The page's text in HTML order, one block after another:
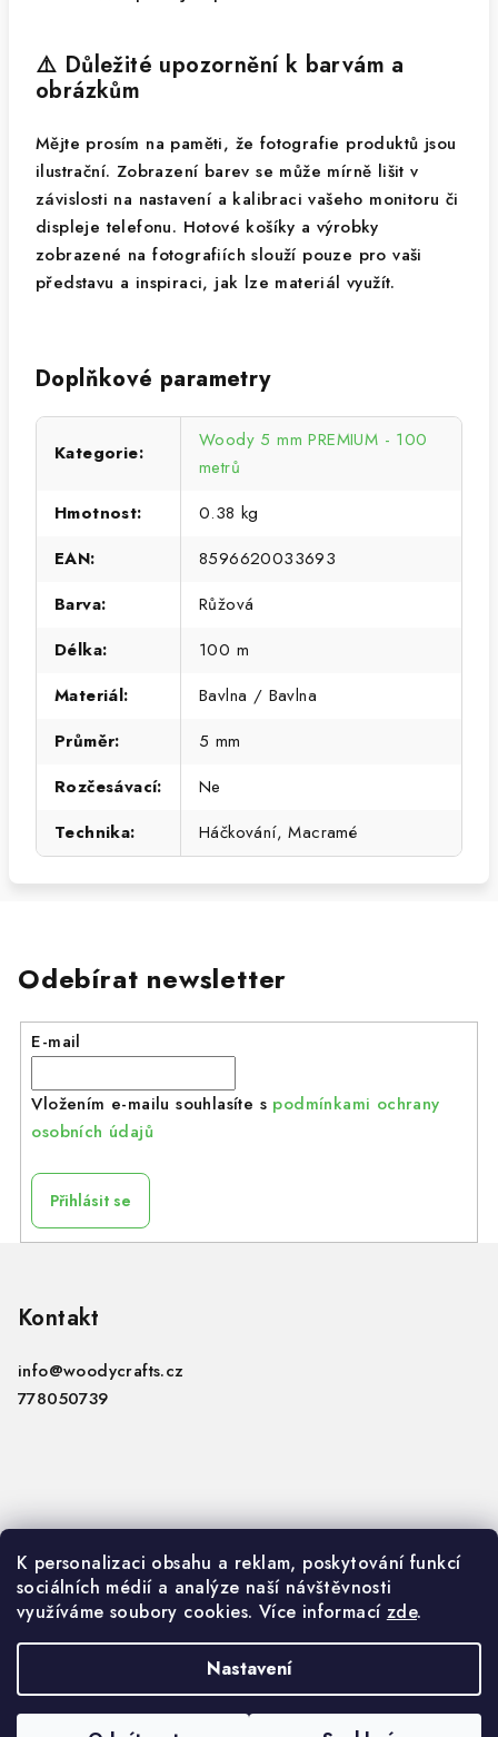
K personalizaci obsahu a reklam, poskytování funkcí
sociálních médií a analýze naší návštěvnosti
využíváme soubory cookies. Více informací zde.
Nastavení
⚠️ Důležité upozornění k barvám a
obrázkům
Mějte prosím na paměti, že fotografie produktů jsou
ilustrační. Zobrazení barev se může mírně lišit v
závislosti na nastavení a kalibraci vašeho monitoru či
displeje telefonu. Hotové košíky a výrobky
zobrazené na fotografiích slouží pouze pro vaši
představu a inspiraci, jak lze materiál využít.
Doplňkové parametry
Kategorie:
Woody 5 mm PREMIUM - 100
metrů
Hmotnost:
0.38 kg
EAN:
8596620033693
Barva:
Růžová
Délka:
100 m
Materiál:
Bavlna / Bavlna
Průměr:
5 mm
Rozčesávací:
Ne
Technika: Háčkování, Macramé
Odebírat newsletter
E-mail
Vložením e-mailu souhlasíte s podmínkami ochrany
osobních údajů
Přihlásit se
Kontakt
info@woodycrafts.cz
778050739
VOP
GDPR
Copyright 2026Woody Crafts B2B. Všechna práva
vyhrazena.Upravit nastavení cookies